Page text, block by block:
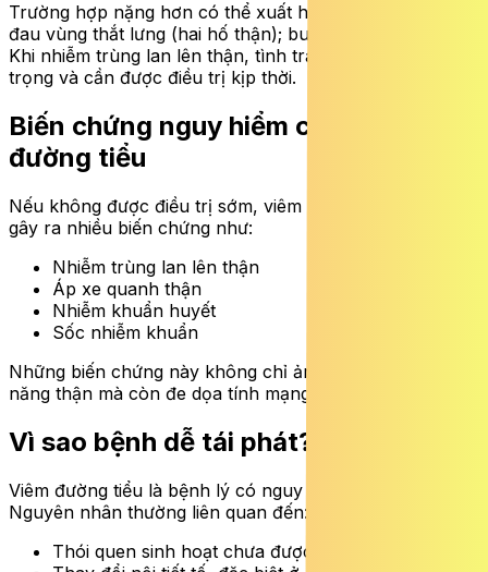
Trường hợp nặng hơn có thể xuất hiện: sốt cao, rét run;
đau vùng thắt lưng (hai hố thận); buồn nôn hoặc nôn.
Khi nhiễm trùng lan lên thận, tình trạng trở nên nghiêm
trọng và cần được điều trị kịp thời.
Biến chứng nguy hiểm của viêm
đường tiểu
Nếu không được điều trị sớm, viêm đường tiểu có thể
gây ra nhiều biến chứng như:
Nhiễm trùng lan lên thận
Áp xe quanh thận
Nhiễm khuẩn huyết
Sốc nhiễm khuẩn
Những biến chứng này không chỉ ảnh hưởng đến chức
năng thận mà còn đe dọa tính mạng người bệnh.
Vì sao bệnh dễ tái phát?
Viêm đường tiểu là bệnh lý có nguy cơ tái phát cao.
Nguyên nhân thường liên quan đến:
Thói quen sinh hoạt chưa được cải thiện